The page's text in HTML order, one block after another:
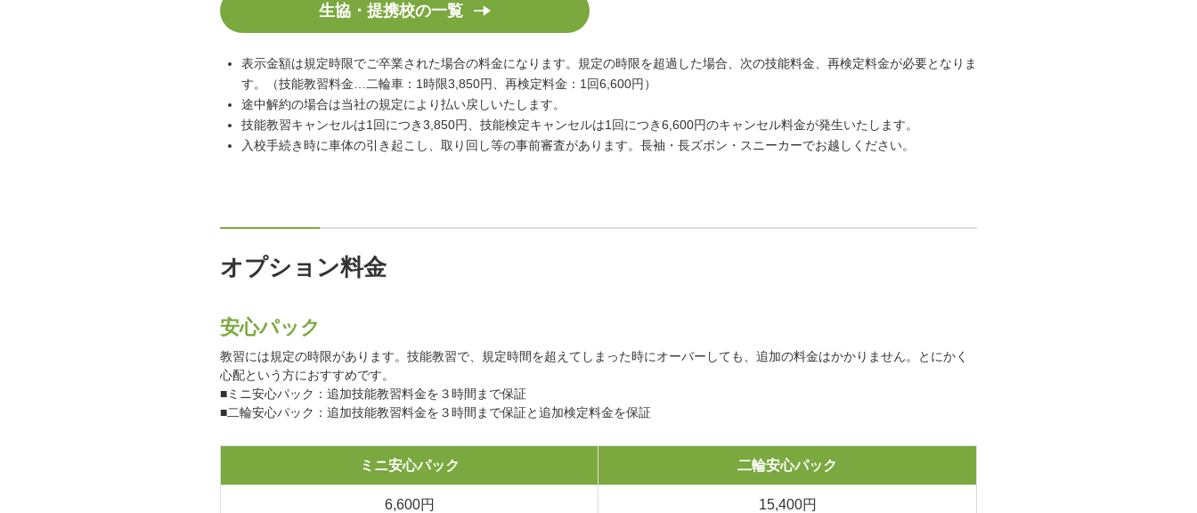
生協・提携校の一覧
表示金額は規定時限でご卒業された場合の料金になります。規定の時限を超過した場合、次の技能料金、再検定料金が必要となりま
す。（技能教習料金…二輪車：1時限3,850円、再検定料金：1回6,600円）
途中解約の場合は当社の規定により払い戻しいたします。
技能教習キャンセルは1回につき3,850円、技能検定キャンセルは1回につき6,600円のキャンセル料金が発生いたします。
入校手続き時に車体の引き起こし、取り回し等の事前審査があります。長袖・長ズボン・スニーカーでお越しください。
オプション料金
安心パック
教習には規定の時限があります。技能教習で、規定時間を超えてしまった時にオーバーしても、追加の料金はかかりません。とにかく
心配という方におすすめです。
■ミニ安心パック：追加技能教習料金を３時間まで保証
■二輪安心パック：追加技能教習料金を３時間まで保証と追加検定料金を保証
ミニ安心パック 二輪安心パック
6,600円 15,400円